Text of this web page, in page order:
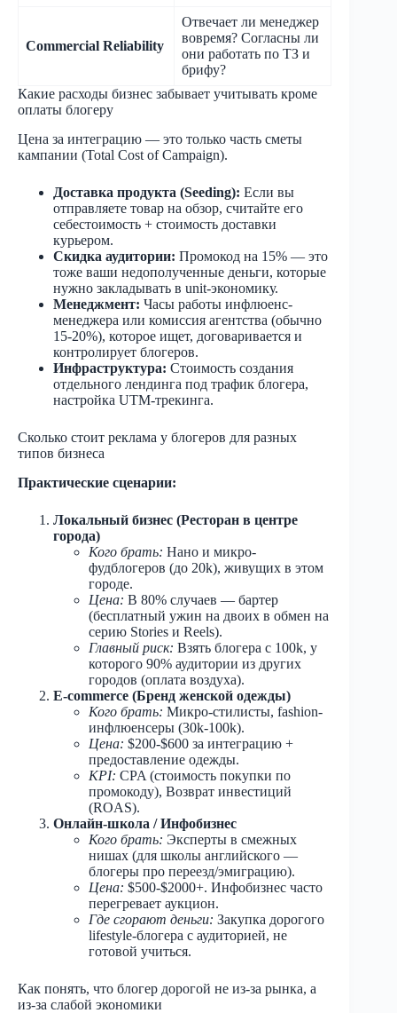
Commercial Reliability
Отвечает ли менеджер
вовремя? Согласны ли
они работать по ТЗ и
брифу?
Какие расходы бизнес забывает учитывать кроме
оплаты блогеру
Цена за интеграцию — это только часть сметы
кампании (Total Cost of Campaign).
Доставка продукта (Seeding): Если вы
отправляете товар на обзор, считайте его
себестоимость + стоимость доставки
курьером.
Скидка аудитории: Промокод на 15% — это
тоже ваши недополученные деньги, которые
нужно закладывать в unit-экономику.
Менеджмент: Часы работы инфлюенс-
менеджера или комиссия агентства (обычно
15-20%), которое ищет, договаривается и
контролирует блогеров.
Инфраструктура: Стоимость создания
отдельного лендинга под трафик блогера,
настройка UTM-трекинга.
Сколько стоит реклама у блогеров для разных
типов бизнеса
Практические сценарии:
Локальный бизнес (Ресторан в центре
города)
Кого брать: Нано и микро-
фудблогеров (до 20k), живущих в этом
городе.
Цена: В 80% случаев — бартер
(бесплатный ужин на двоих в обмен на
серию Stories и Reels).
Главный риск: Взять блогера с 100k, у
которого 90% аудитории из других
городов (оплата воздуха).
E-commerce (Бренд женской одежды)
Кого брать: Микро-стилисты, fashion-
инфлюенсеры (30k-100k).
Цена: $200-$600 за интеграцию +
предоставление одежды.
KPI: CPA (стоимость покупки по
промокоду), Возврат инвестиций
(ROAS).
Онлайн-школа / Инфобизнес
Кого брать: Эксперты в смежных
нишах (для школы английского —
блогеры про переезд/эмиграцию).
Цена: $500-$2000+. Инфобизнес часто
перегревает аукцион.
Где сгорают деньги: Закупка дорогого
lifestyle-блогера с аудиторией, не
готовой учиться.
Как понять, что блогер дорогой не из-за рынка, а
из-за слабой экономики